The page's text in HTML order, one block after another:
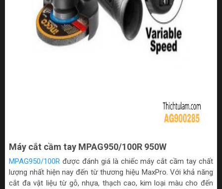
Máy cắt cầm tay MPAG950/100R 950W
MPAG950/100R được đánh giá là chiếc máy cắt cầm tay chất
lượng nhất hiện nay đến từ thương hiệu MaxPro. Với khả năng
cắt đa vật liệu từ gỗ, nhựa, thạch cao, kim loại màu cho đến